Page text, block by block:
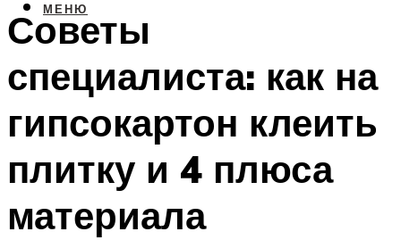
МЕНЮ
Советы
специалиста: как на
гипсокартон клеить
плитку и 4 плюса
материала